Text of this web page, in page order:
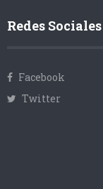
Redes Sociales
Facebook
Twitter